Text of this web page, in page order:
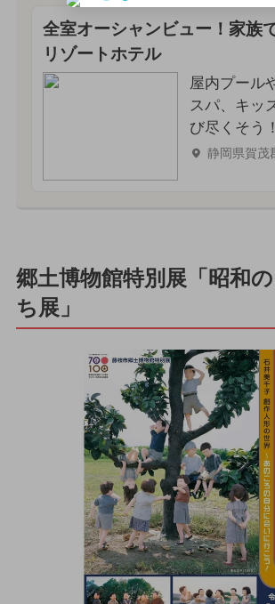
全室オーシャンビュー！家族
リゾートホテル
屋内プール
スパ、キッ
び尽くそう！
静岡県賀茂
郷土博物館特別展「昭和
ち展」